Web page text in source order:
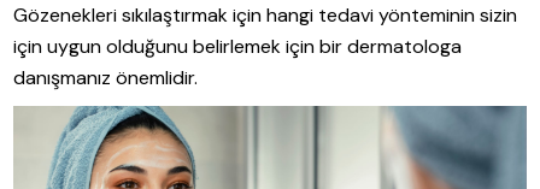
Gözenekleri sıkılaştırmak için hangi tedavi yönteminin sizin
için uygun olduğunu belirlemek için bir dermatologa
danışmanız önemlidir.